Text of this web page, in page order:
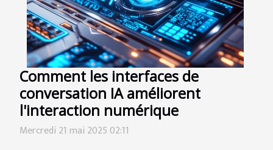
Comment les interfaces de
conversation IA améliorent
l'interaction numérique
Mercredi 21 mai 2025 02:11